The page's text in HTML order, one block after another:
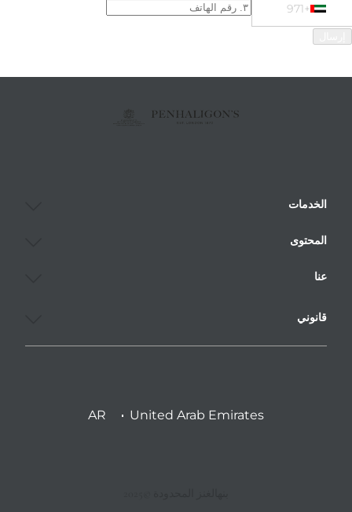
+971
+971 United Arab Emirates (‫الإمارات العربية المتحدة‬‎)
Phone Number
الخدمات
المحتوى
عنا
قانوني
United Arab Emirates
AR